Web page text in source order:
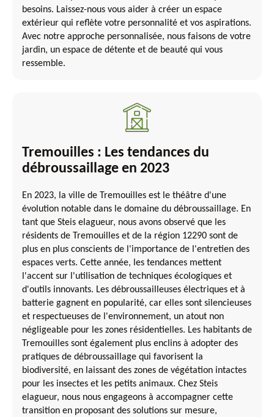
besoins. Laissez-nous vous aider à créer un espace
extérieur qui reflète votre personnalité et vos aspirations.
Avec notre approche personnalisée, nous faisons de votre
jardin, un espace de détente et de beauté qui vous
ressemble.
Tremouilles : Les tendances du
débroussaillage en 2023
En 2023, la ville de Tremouilles est le théâtre d'une
évolution notable dans le domaine du débroussaillage. En
tant que Steis elagueur, nous avons observé que les
résidents de Tremouilles et de la région 12290 sont de
plus en plus conscients de l'importance de l'entretien des
espaces verts. Cette année, les tendances mettent
l'accent sur l'utilisation de techniques écologiques et
d'outils innovants. Les débroussailleuses électriques et à
batterie gagnent en popularité, car elles sont silencieuses
et respectueuses de l'environnement, un atout non
négligeable pour les zones résidentielles. Les habitants de
Tremouilles sont également plus enclins à adopter des
pratiques de débroussaillage qui favorisent la
biodiversité, en laissant des zones de végétation intactes
pour les insectes et les petits animaux. Chez Steis
elagueur, nous nous engageons à accompagner cette
transition en proposant des solutions sur mesure,